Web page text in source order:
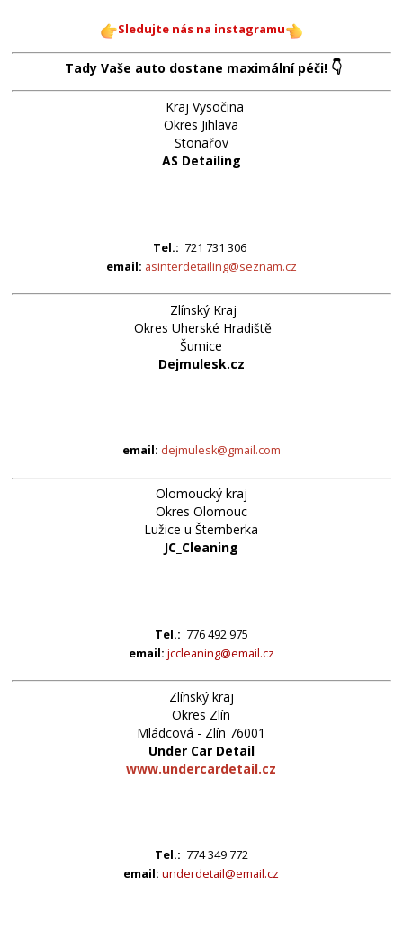
Sledujte nás na instagramu
Tady Vaše auto dostane maximální péči!👇
Kraj Vysočina
Okres Jihlava
Stonařov
AS Detailing
Tel.: 721 731 306
email: asinterdetailing@seznam.cz
Zlínský Kraj
Okres Uherské Hradiště
Šumice
Dejmulesk.cz
email: dejmulesk@gmail.com
Olomoucký kraj
Okres Olomouc
Lužice u Šternberka
JC_Cleaning
Tel.: 776 492 975
email: jccleaning@email.cz
Zlínský kraj
Okres Zlín
Mládcová - Zlín 76001
Under Car Detail
www.undercardetail.cz
Tel.: 774 349 772
email:underdetail@email.cz